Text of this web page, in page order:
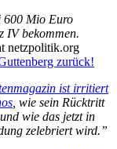
600 Mio Euro
IV bekommen.
netzpolitik.org
zurück!
ist irritiert
, wie sein Rücktritt
wie das jetzt in
zelebriert wird.”